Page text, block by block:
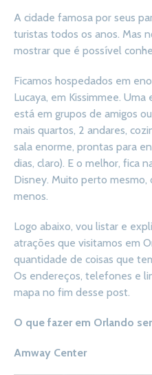
A cidade famosa por seus
turistas todos os anos. Mas
mostrar que é possível
Ficamos hospedados em
Lucaya, em Kissimmee.
está em grupos de amigos
mais quartos, 2 andares,
sala enorme, prontas para
dias, claro). E o melhor, fica
Disney. Muito perto mesmo,
menos.
Logo abaixo, vou listar e
atrações que visitamos em
quantidade de coisas que
Os endereços, telefones e
mapa no fim desse post.
O que fazer em Orlando
Amway Center